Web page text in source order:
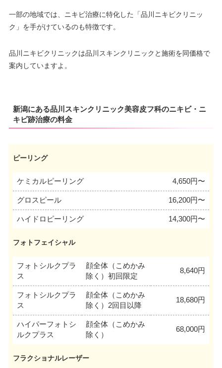
一部の地域では、ニキビ治療に特化した「品川ニキビクリニッ
ク」を手がけているのも特徴です。
品川ニキビクリニックは品川スキンクリニックと施術を同価格で
案内していますよ。
新潟にある品川スキンクリニック美容皮フ科のニキビ・ニ
キビ跡治療の料金
ピーリング
ケミカルピーリング 4,650円〜
グロスピール 16,200円〜
ハイドロピーリング 14,300円〜
フォトフェイシャル
フォトシルクプラ
ス
顔全体（こめかみ
除く）初回限定
8,640円
フォトシルクプラ
ス
顔全体（こめかみ
除く）2回目以降
18,680円
ハイパーフォトシ
ルクプラス
顔全体（こめかみ
除く）
68,000円
フラクショナルレーザー